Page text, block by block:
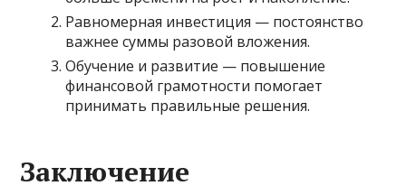
Равномерная инвестиция — постоянство
важнее суммы разовой вложения.
Обучение и развитие — повышение
финансовой грамотности помогает
принимать правильные решения.
Заключение